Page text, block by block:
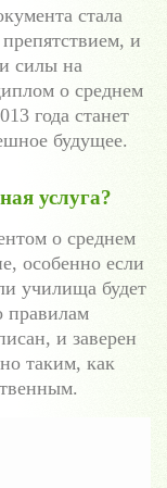
стала
и
силы на
о среднем
года станет
будущее.
услуга?
о среднем
особенно если
училища будет
правилам
и заверен
таким, как